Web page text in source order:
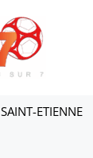
SAINT-ETIENNE